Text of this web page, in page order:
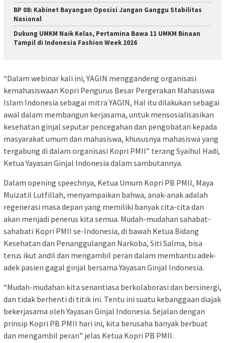
BP 08: Kabinet Bayangan Oposisi Jangan Ganggu Stabilitas
Nasional
Dukung UMKM Naik Kelas, Pertamina Bawa 11 UMKM Binaan
Tampil di Indonesia Fashion Week 2026
“Dalam webinar kali ini, YAGIN menggandeng organisasi
kemahasiswaan Kopri Pengurus Besar Pergerakan Mahasiswa
Islam Indonesia sebagai mitra YAGIN, Hal itu dilakukan sebagai
awal dalam membangun kerjasama, untuk mensosialisasikan
kesehatan ginjal seputar pencegahan dan pengobatan kepada
masyarakat umum dan mahasiswa, khususnya mahasiswa yang
tergabung di dalam organisasi Kopri PMII” terang Syaihul Hadi,
Ketua Yayasan Ginjal Indonesia dalam sambutannya.
Dalam opening speechnya, Ketua Umum Kopri PB PMII, Maya
Muizatil Lutfillah, menyampaikan bahwa, anak-anak adalah
regenerasi masa depan yang memiliki banyak cita-cita dan
akan menjadi penerus kita semua. Mudah-mudahan sahabat-
sahabati Kopri PMII se-Indonesia, di bawah Ketua Bidang
Kesehatan dan Penanggulangan Narkoba, Siti Salma, bisa
terus ikut andil dan mengambil peran dalam membantu adek-
adek pasien gagal ginjal bersama Yayasan Ginjal Indonesia.
“Mudah-mudahan kita senantiasa berkolaborasi dan bersinergi,
dan tidak berhenti di titik ini. Tentu ini suatu kebanggaan diajak
bekerjasama oleh Yayasan Ginjal Indonesia. Sejalan dengan
prinsip Kopri PB PMII hari ini, kita berusaha banyak berbuat
dan mengambil peran” jelas Ketua Kopri PB PMII.